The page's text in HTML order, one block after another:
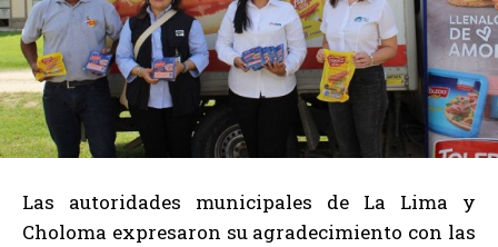
Las autoridades municipales de La Lima y
Choloma expresaron su agradecimiento con las